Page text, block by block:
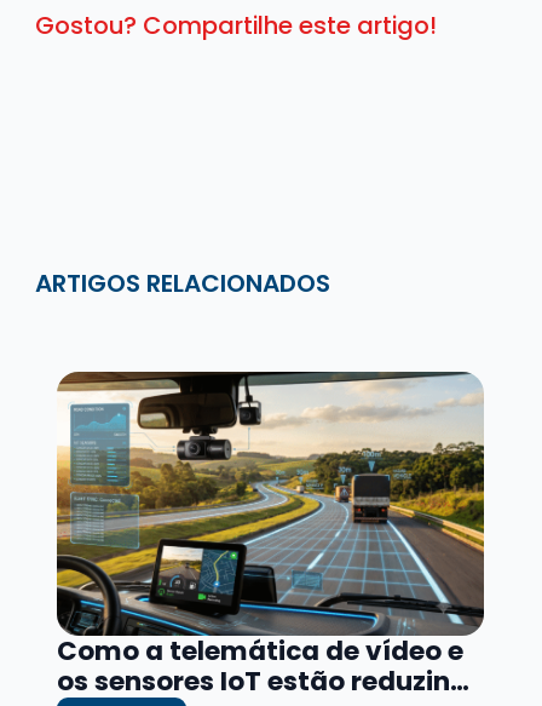
sinistro, combustível e retrabalho costuma compensar.
Nem sempre. Integração por API resolve na maioria dos
Fechando
Segurança de carga não depende só de monitorar.
Depende de processo, pessoas e resposta rápida. Com
rastreamento bem ajustado, a operação fica mais
previsível e o risco cai.
Gostou? Compartilhe este artigo!